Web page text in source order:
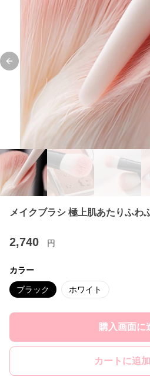
Previous slide
メイクブラシ 極上肌あたりふわ
2,740 円
カラー
ブラック ホワイト
購入画面に
カートに追